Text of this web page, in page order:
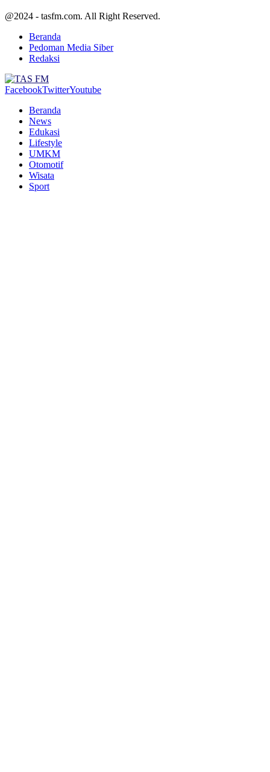
@2024 - tasfm.com. All Right Reserved.
Beranda
Pedoman Media Siber
Redaksi
FacebookTwitterYoutube
Beranda
News
Edukasi
Lifestyle
UMKM
Otomotif
Wisata
Sport